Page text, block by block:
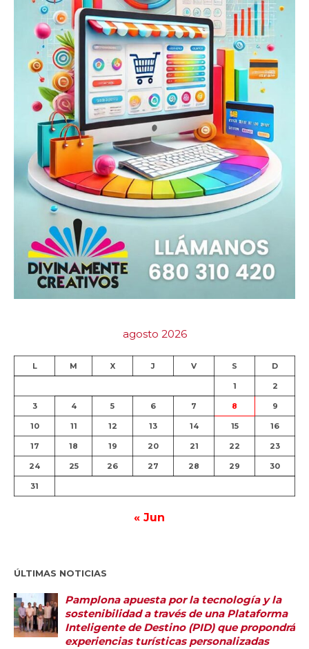
agosto 2026
L M X J V S D
1 2
3 4 5 6 7 8 9
10 11 12 13 14 15 16
17 18 19 20 21 22 23
24 25 26 27 28 29 30
31
« Jun
ÚLTIMAS NOTICIAS
Pamplona apuesta por la tecnología y la
sostenibilidad a través de una Plataforma
Inteligente de Destino (PID) que propondrá
experiencias turísticas personalizadas